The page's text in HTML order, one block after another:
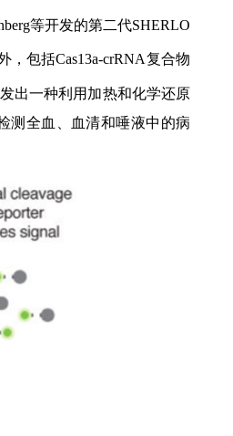
等开发的第二代SHERLO
，包括Cas13a-crRNA复合物
出一种利用加热和化学还原
测全血、血清和唾液中的病